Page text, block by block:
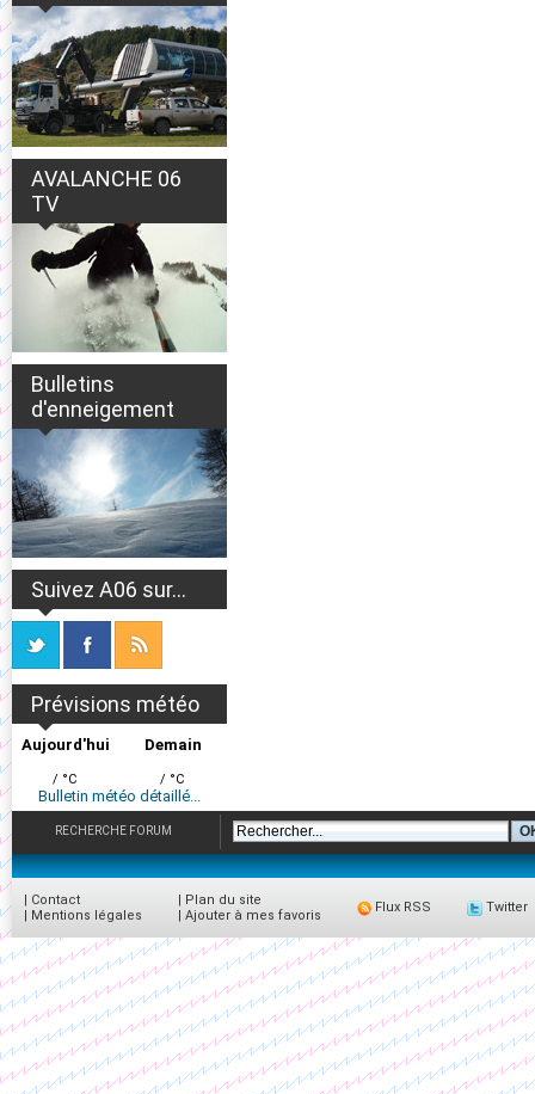
AVALANCHE 06
TV
Bulletins
d'enneigement
Suivez A06 sur...
Prévisions météo
Aujourd'hui
/ °C
Demain
/ °C
Bulletin météo détaillé...
RECHERCHE FORUM
| Contact
| Mentions légales
| Plan du site
| Ajouter à mes favoris
Flux RSS Twitter